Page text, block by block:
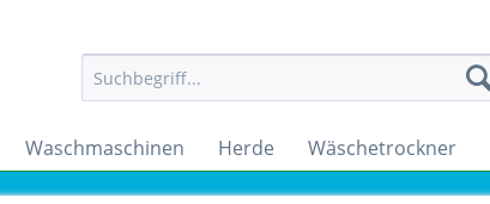
Waschmaschinen Herde Wäschetrockner